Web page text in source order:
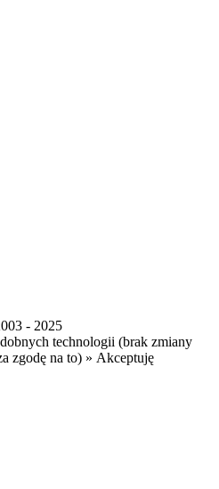
- 2025
technologii (brak zmiany
zgodę na to) » Akceptuję